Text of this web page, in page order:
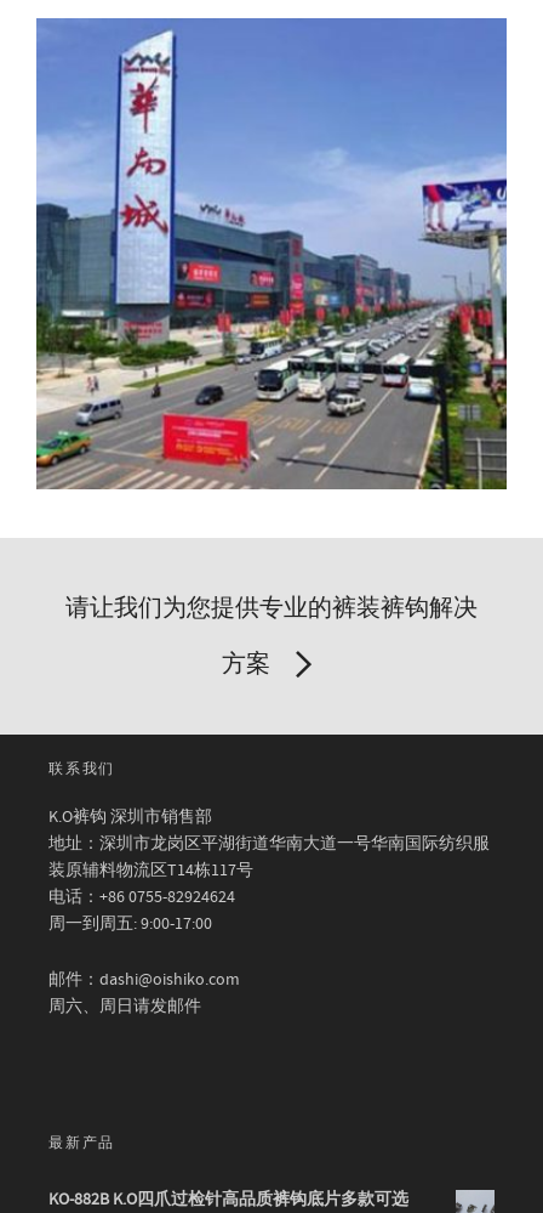
请让我们为您提供专业的裤装裤钩解决
方案
联系我们
K.O裤钩 深圳市销售部
地址：深圳市龙岗区平湖街道华南大道一号华南国际纺织服
装原辅料物流区T14栋117号
电话：+86 0755-82924624
周一到周五: 9:00-17:00
邮件：dashi@oishiko.com
周六、周日请发邮件
最新产品
KO-882B K.O四爪过检针高品质裤钩底片多款可选